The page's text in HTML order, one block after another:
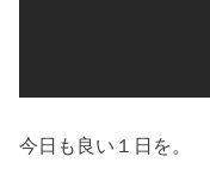
今日も良い１日を。